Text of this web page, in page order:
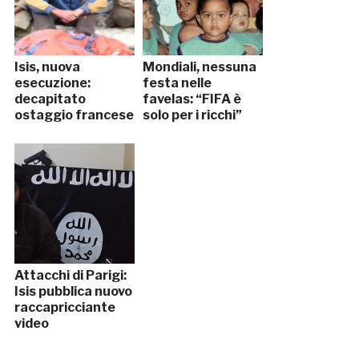
Isis, nuova
esecuzione:
decapitato
ostaggio francese
Mondiali, nessuna
festa nelle
favelas: “FIFA è
solo per i ricchi”
Attacchi di Parigi:
Isis pubblica nuovo
raccapricciante
video